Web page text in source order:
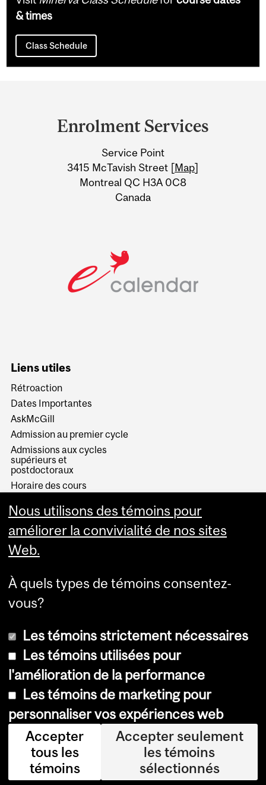
& times
Class Schedule
Information
Enrolment Services
Service Point
3415 McTavish Street [Map]
Montreal QC H3A 0C8
Canada
Liens utiles
Rétroaction
Dates Importantes
AskMcGill
Admission au premier cycle
Admissions aux cycles
supérieurs et
postdoctoraux
Horaire des cours
Services aux étudiants
© Université McGill, 2026
Accessibilité
Avis sur les témoins
Paramètres des témoins
Se connecter
Nous utilisons des témoins pour
améliorer la convivialité de nos sites
Web.
À quels types de témoins consentez-
vous?
Les témoins strictement nécessaires
Les témoins utilisées pour
l'amélioration de la performance
Les témoins de marketing pour
personnaliser vos expériences web
Accepter
tous les
témoins
Accepter seulement
les témoins
sélectionnés